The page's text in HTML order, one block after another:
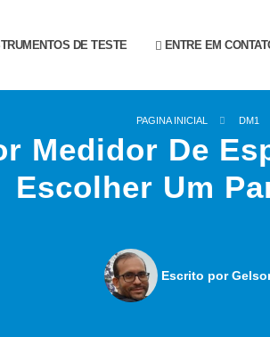
DE TESTE ENTRE EM
PAGINA INICIAL DM1
Medidor De
Escolher Um
Escrito por